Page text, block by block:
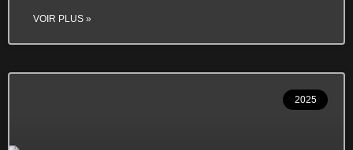
VOIR PLUS »
2025